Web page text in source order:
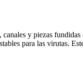
y piezas
para las virutas.